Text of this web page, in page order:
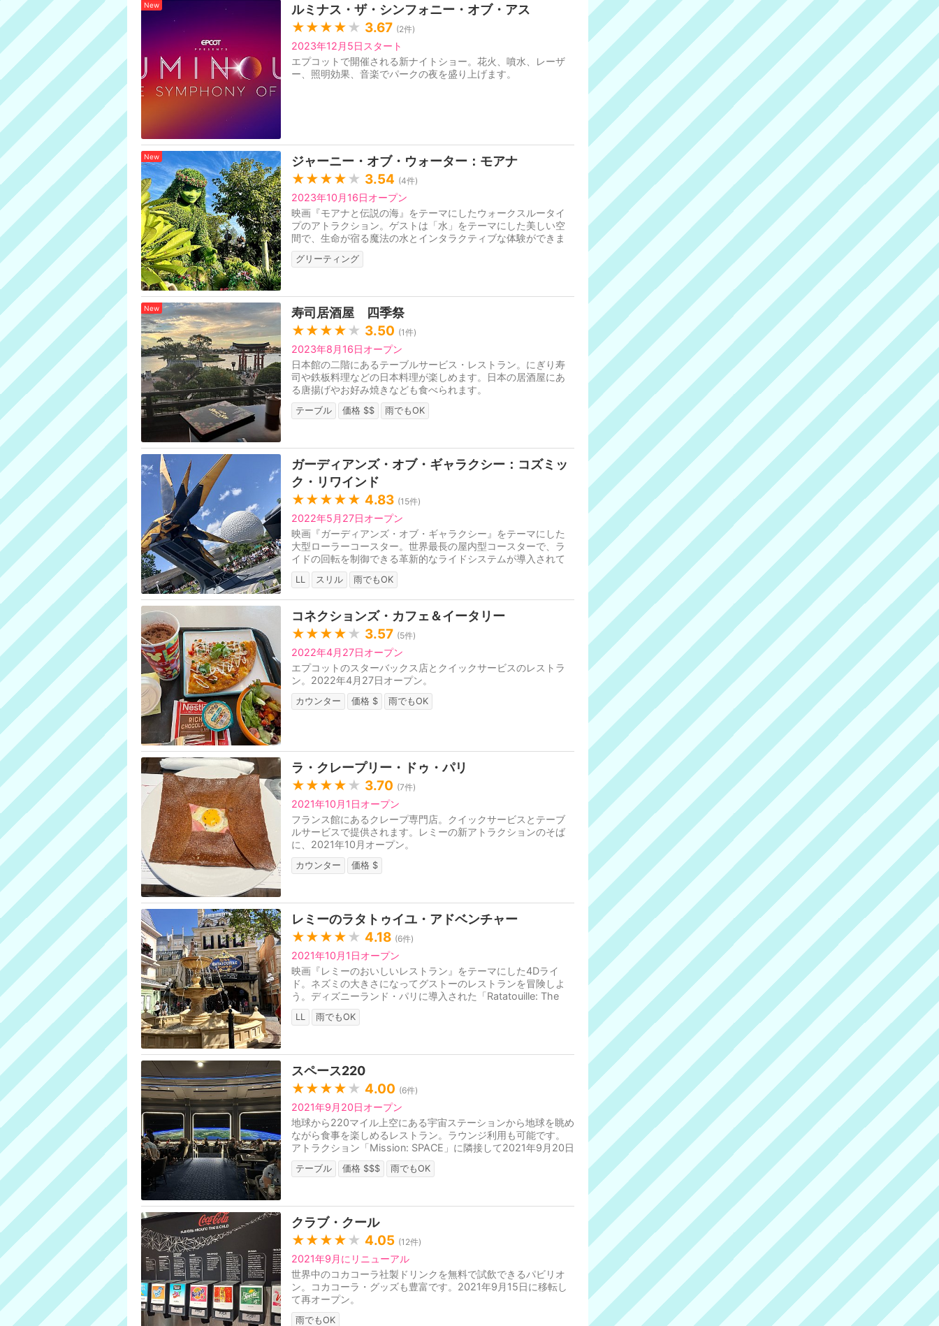
New ルミナス・ザ・シンフォニー・オブ・アス
★★★★ ★ 3.67 (2件)
2023年12月5日スタート
エプコットで開催される新ナイトショー。花火、噴水、レーザ
ー、照明効果、音楽でパークの夜を盛り上げます。
New ジャーニー・オブ・ウォーター：モアナ
★★★★ ★ 3.54 (4件)
2023年10月16日オープン
映画『モアナと伝説の海』をテーマにしたウォークスルータイ
プのアトラクション。ゲストは「水」をテーマにした美しい空
間で、生命が宿る魔法の水とインタラクティブな体験ができま
す。モアナとのグリーティング...
グリーティング
New 寿司居酒屋 四季祭
★★★★ ★ 3.50 (1件)
2023年8月16日オープン
日本館の二階にあるテーブルサービス・レストラン。にぎり寿
司や鉄板料理などの日本料理が楽しめます。日本の居酒屋にあ
る唐揚げやお好み焼きなども食べられます。
テーブル 価格 $$ 雨でもOK
ガーディアンズ・オブ・ギャラクシー：コズミッ
ク・リワインド
★★★★★ 4.83 (15件)
2022年5月27日オープン
映画『ガーディアンズ・オブ・ギャラクシー』をテーマにした
大型ローラーコースター。世界最長の屋内型コースターで、ラ
イドの回転を制御できる革新的なライドシステムが導入されて
います。2022年5月27日オープン。
LL スリル 雨でもOK
コネクションズ・カフェ＆イータリー
★★★★ ★ 3.57 (5件)
2022年4月27日オープン
エプコットのスターバックス店とクイックサービスのレストラ
ン。2022年4月27日オープン。
カウンター 価格 $ 雨でもOK
ラ・クレープリー・ドゥ・パリ
★★★★ ★ 3.70 (7件)
2021年10月1日オープン
フランス館にあるクレープ専門店。クイックサービスとテーブ
ルサービスで提供されます。レミーの新アトラクションのそば
に、2021年10月オープン。
カウンター 価格 $
レミーのラタトゥイユ・アドベンチャー
★★★★ ★ 4.18 (6件)
2021年10月1日オープン
映画『レミーのおいしいレストラン』をテーマにした4Dライ
ド。ネズミの大きさになってグストーのレストランを冒険しよ
う。ディズニーランド・パリに導入された「Ratatouille: The
Adventure」と同じ内容で、フラ...
LL 雨でもOK
スペース220
★★★★ ★ 4.00 (6件)
2021年9月20日オープン
地球から220マイル上空にある宇宙ステーションから地球を眺め
ながら食事を楽しめるレストラン。ラウンジ利用も可能です。
アトラクション「Mission: SPACE」に隣接して2021年9月20日
オープン。
テーブル 価格 $$$ 雨でもOK
クラブ・クール
★★★★ ★ 4.05 (12件)
2021年9月にリニューアル
世界中のコカコーラ社製ドリンクを無料で試飲できるパビリオ
ン。コカコーラ・グッズも豊富です。2021年9月15日に移転し
て再オープン。
雨でもOK